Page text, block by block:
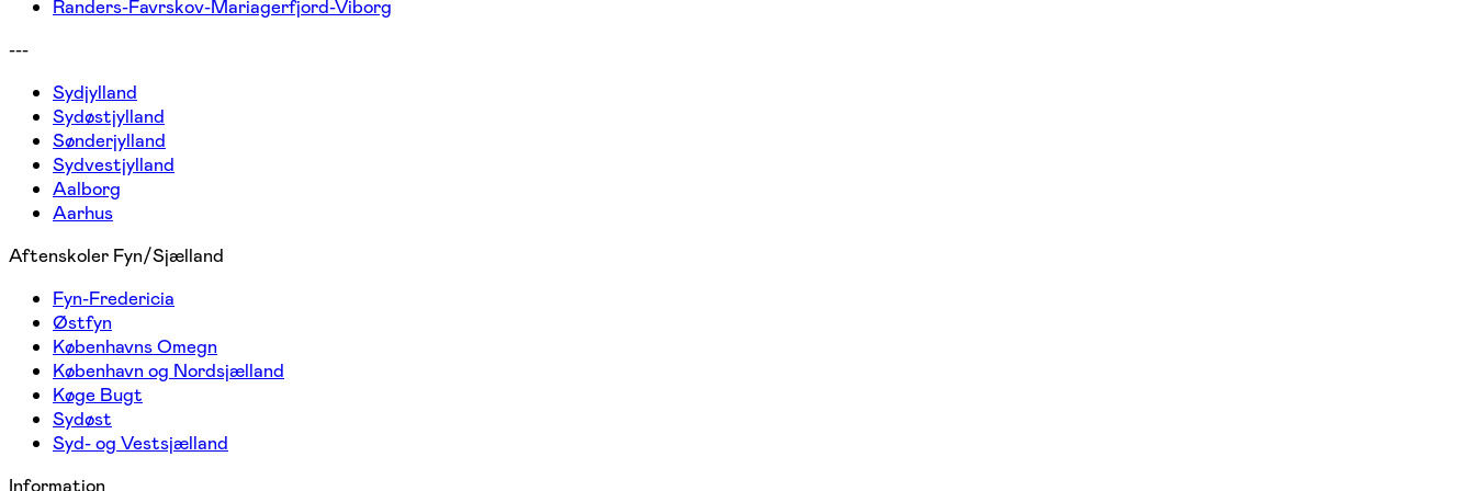
Randers-Favrskov-Mariagerfjord-Viborg
---
Sydjylland
Sydøstjylland
Sønderjylland
Sydvestjylland
Aalborg
Aarhus
Aftenskoler Fyn/Sjælland
Fyn-Fredericia
Østfyn
Københavns Omegn
København og Nordsjælland
Køge Bugt
Sydøst
Syd- og Vestsjælland
Information